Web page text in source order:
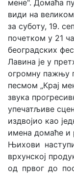
мене". Домаћа
види на
за суботу, 19.
почетком у 21
београдских
Лавина је у
огромну пажњу
песмом „Крај
звука
упечатљиве
издвојио као
имена домаће и
Њихови
врхунској
од првог до